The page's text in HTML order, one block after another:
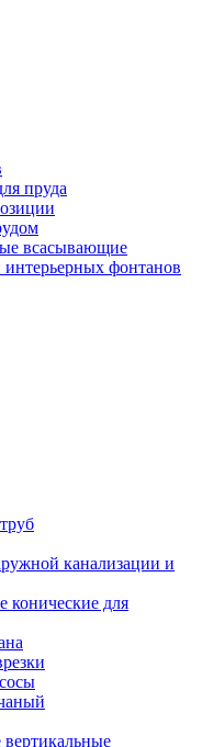
пруда
всасывающие
фонтанов
канализации и
конические для